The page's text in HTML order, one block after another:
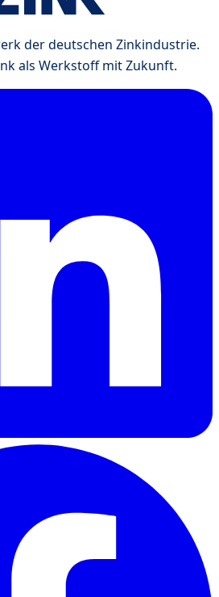
der deutschen Zinkindustrie.
als Werkstoff mit Zukunft.